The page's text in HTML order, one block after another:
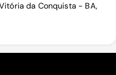
da Conquista - BA,